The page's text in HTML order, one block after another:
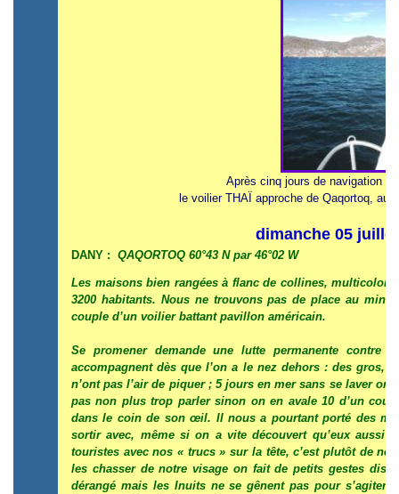
Après cinq jours de navigation
le voilier THAÏ approche de Qaqortoq, au
dimanche 05
DANY : QAQORTOQ 60°43 N par 46°02 W
Les maisons bien rangées à flanc de collines,
3200 habitants. Nous ne trouvons pas de place au
couple d’un voilier battant pavillon américain.
Se promener demande une lutte permanente contre
accompagnent dès que l’on a le nez dehors : des gros,
n’ont pas l’air de piquer ; 5 jours en mer sans se laver
pas non plus trop parler sinon on en avale 10 d’un
dans le coin de son œil. Il nous a pourtant porté des
sortir avec, même si on a vite découvert qu’eux aussi
touristes avec nos « trucs » sur la tête, c’est plutôt de
les chasser de notre visage on fait de petits gestes
dérangé mais les Inuits ne se gênent pas pour